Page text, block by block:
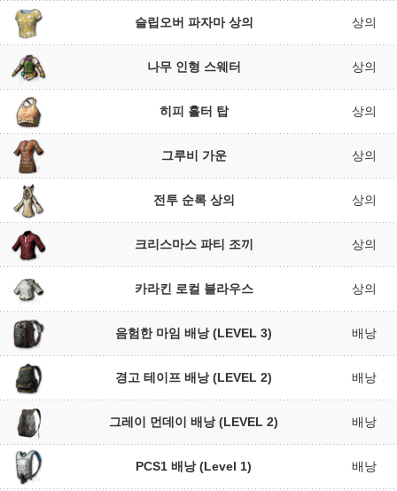
슬립오버 파자마 상의 상의
나무 인형 스웨터 상의
히피 홀터 탑 상의
그루비 가운 상의
전투 순록 상의 상의
크리스마스 파티 조끼 상의
카라킨 로컬 블라우스 상의
음험한 마임 배낭 (LEVEL 3) 배낭
경고 테이프 배낭 (LEVEL 2) 배낭
그레이 먼데이 배낭 (LEVEL 2) 배낭
PCS1 배낭 (Level 1) 배낭